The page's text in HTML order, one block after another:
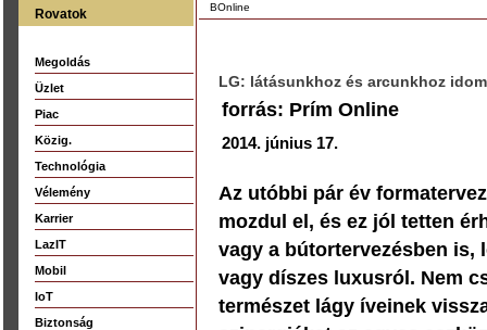
Rovatok
Megoldás
Üzlet
Piac
Közig.
Technológia
Vélemény
Karrier
LazIT
Mobil
IoT
Biztonság
BOnline
LG: látásunkhoz és arcunkhoz
forrás: Prím Online
2014. június 17.
Az utóbbi pár év
mozdul el, és ez jól tetten
vagy a bútortervezésben is,
vagy díszes luxusról. Nem
természet lágy íveinek